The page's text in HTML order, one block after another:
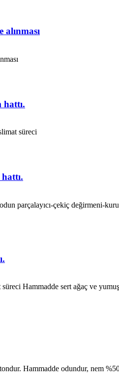
süreci
parçalayıcı-çekiç değirmeni-
Hammadde sert ağaç ve
Hammadde odundur, nem